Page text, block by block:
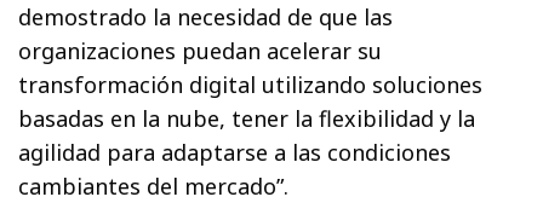
demostrado la necesidad de que las
organizaciones puedan acelerar su
transformación digital utilizando soluciones
basadas en la nube, tener la flexibilidad y la
agilidad para adaptarse a las condiciones
cambiantes del mercado”.